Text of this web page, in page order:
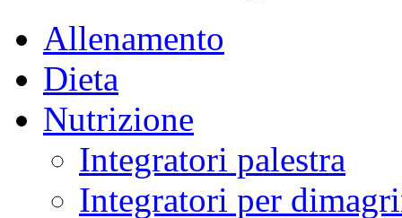
Allenamento
Dieta
Nutrizione
Integratori palestra
Integratori per